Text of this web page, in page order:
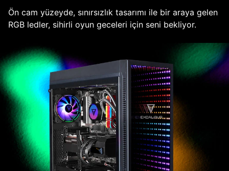
Ön cam yüzeyde, sınırsızlık tasarımı ile bir araya gelen
RGB ledler, sihirli oyun geceleri için seni bekliyor.